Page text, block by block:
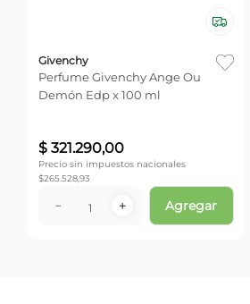
Givenchy
Perfume Givenchy Ange Ou
Demón Edp x 100 ml
$ 321.290,00
Precio sin impuestos nacionales
$265.528,93
＋
－ Agregar